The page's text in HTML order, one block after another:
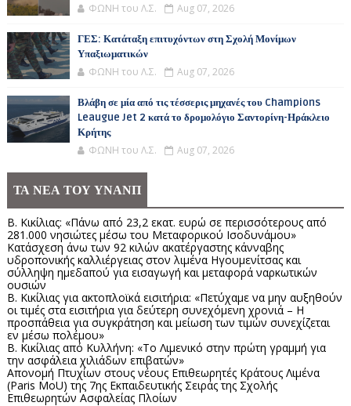
ΦΩΝΗ του Λ.Σ. Aug 07, 2026
ΓΕΣ: Κατάταξη επιτυχόντων στη Σχολή Μονίμων
Υπαξιωματικών
ΦΩΝΗ του Λ.Σ. Aug 07, 2026
Βλάβη σε μία από τις τέσσερις μηχανές του Champions
Leaugue Jet 2 κατά το δρομολόγιο Σαντορίνη-Ηράκλειο
Κρήτης
ΦΩΝΗ του Λ.Σ. Aug 07, 2026
ΤΑ ΝΕΑ ΤΟΥ ΥΝΑΝΠ
Β. Κικίλιας: «Πάνω από 23,2 εκατ. ευρώ σε περισσότερους από
281.000 νησιώτες μέσω του Μεταφορικού Ισοδυνάμου»
Κατάσχεση άνω των 92 κιλών ακατέργαστης κάνναβης
υδροπονικής καλλιέργειας στον λιμένα Ηγουμενίτσας και
σύλληψη ημεδαπού για εισαγωγή και μεταφορά ναρκωτικών
ουσιών
Β. Κικίλιας για ακτοπλοϊκά εισιτήρια: «Πετύχαμε να μην αυξηθούν
οι τιμές στα εισιτήρια για δεύτερη συνεχόμενη χρονιά – Η
προσπάθεια για συγκράτηση και μείωση των τιμών συνεχίζεται
εν μέσω πολέμου»
Β. Κικίλιας από Κυλλήνη: «Το Λιμενικό στην πρώτη γραμμή για
την ασφάλεια χιλιάδων επιβατών»
Απονομή Πτυχίων στους νέους Επιθεωρητές Κράτους Λιμένα
(Paris MoU) της 7ης Εκπαιδευτικής Σειράς της Σχολής
Επιθεωρητών Ασφαλείας Πλοίων